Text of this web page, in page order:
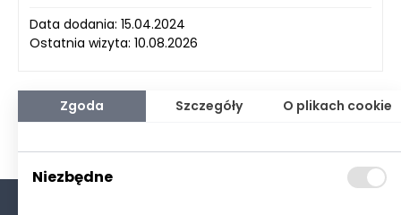
Data dodania: 15.04.2024
Ostatnia wizyta: 10.08.2026
Zgoda Szczegóły O plikach cookie
Niezbędne